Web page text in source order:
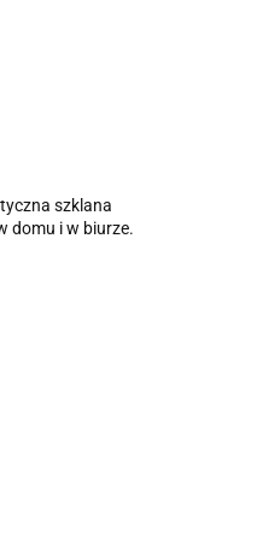
szklana
domu i w biurze.